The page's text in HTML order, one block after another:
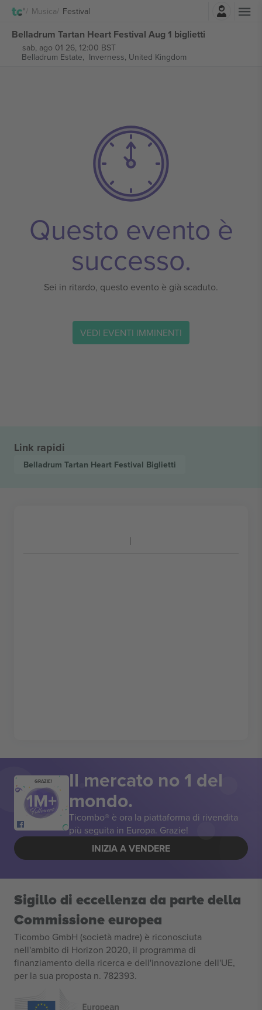
Musica Festival
Belladrum Tartan Heart Festival Aug 1 biglietti
sab, ago 01 26, 12:00 BST
Belladrum Estate, Inverness, United Kingdom
Questo evento è
successo.
Sei in ritardo, questo evento è già scaduto.
VEDI EVENTI IMMINENTI
Link rapidi
Belladrum Tartan Heart Festival Biglietti
GRAZIE! Il mercato no 1 del
mondo.
Ticombo® è ora la piattaforma di rivendita
più seguita in Europa. Grazie!
INIZIA A VENDERE
Sigillo di eccellenza da parte della
Commissione europea
Ticombo GmbH (società madre) è riconosciuta
nell'ambito di Horizon 2020, il programma di
finanziamento della ricerca e dell'innovazione dell'UE,
per la sua proposta n. 782393.